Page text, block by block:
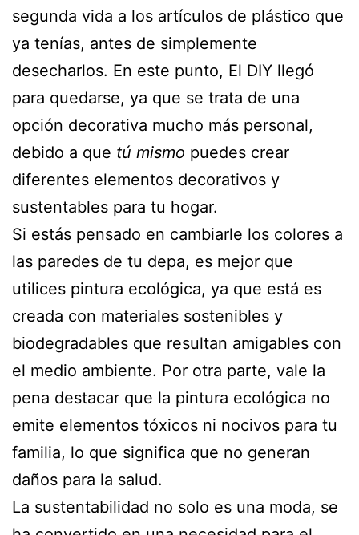
segunda vida a los artículos de plástico que
ya tenías, antes de simplemente
desecharlos. En este punto, El DIY llegó
para quedarse, ya que se trata de una
opción decorativa mucho más personal,
debido a que tú mismo puedes crear
diferentes elementos decorativos y
sustentables para tu hogar.
Si estás pensado en cambiarle los colores a
las paredes de tu depa, es mejor que
utilices pintura ecológica, ya que está es
creada con materiales sostenibles y
biodegradables que resultan amigables con
el medio ambiente. Por otra parte, vale la
pena destacar que la pintura ecológica no
emite elementos tóxicos ni nocivos para tu
familia, lo que significa que no generan
daños para la salud.
La sustentabilidad no solo es una moda, se